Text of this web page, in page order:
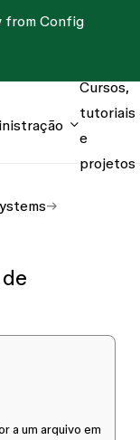
from Config
Cursos,
tutoriais
e
projetos
a um arquivo em